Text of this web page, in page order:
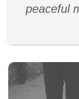
peaceful